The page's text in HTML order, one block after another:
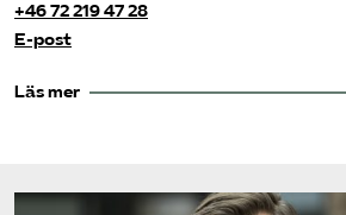
+46 72 219 47 28
E-post
Läs mer